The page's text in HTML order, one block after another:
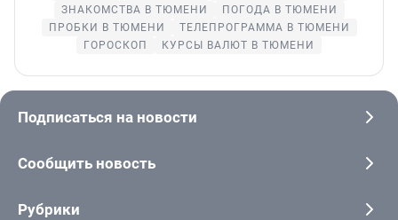
ЗНАКОМСТВА В ТЮМЕНИ
ПОГОДА В ТЮМЕНИ
ПРОБКИ В ТЮМЕНИ
ТЕЛЕПРОГРАММА В ТЮМЕНИ
ГОРОСКОП
КУРСЫ ВАЛЮТ В ТЮМЕНИ
Подписаться на новости
Сообщить новость
Рубрики